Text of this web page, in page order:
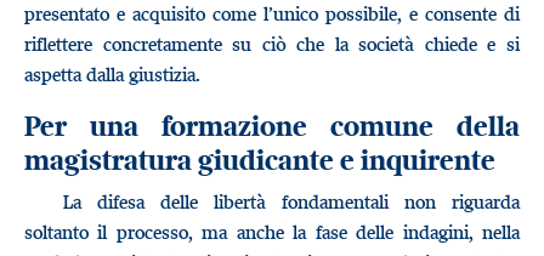
presentato e acquisito come l’unico possibile, e consente di
riflettere concretamente su ciò che la società chiede e si
aspetta dalla giustizia.
Per una formazione comune della
magistratura giudicante e inquirente
La difesa delle libertà fondamentali non riguarda
soltanto il processo, ma anche la fase delle indagini, nella